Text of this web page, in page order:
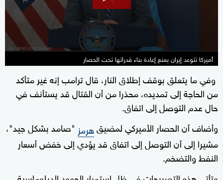
seconds
أميركا تتوعد إيران بمنع إعادة بناء قدراتها تحت الحصار
وفي ما يتعلق بوقف إطلاق النار، قال ترامب إنه غير متأكد
من الحاجة إلى تمديده، محذرا من أن القتال قد يستأنف في
حال عدم التوصل إلى اتفاق.
وأضاف أن الحصار الأميركي لمضيقهرمز "صامد بشكل جيد"،
مشيرا إلى أن التوصل إلى اتفاق قد يؤدي إلى خفض أسعار
النفط والتضخم.